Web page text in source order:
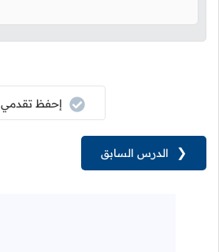
إحفظ تقدمي
❮ الدرس السابق